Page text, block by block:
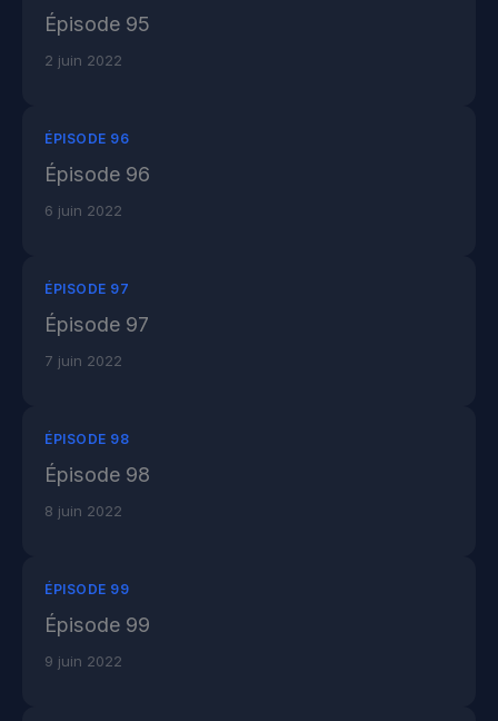
Épisode 95
2 juin 2022
ÉPISODE 96
Épisode 96
6 juin 2022
ÉPISODE 97
Épisode 97
7 juin 2022
ÉPISODE 98
Épisode 98
8 juin 2022
ÉPISODE 99
Épisode 99
9 juin 2022